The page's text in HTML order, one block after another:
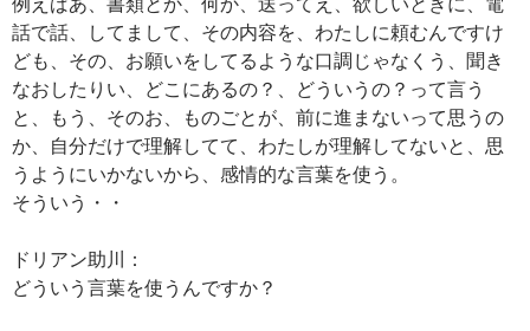
話で話、してまして、その内容を、わたしに頼むんですけ
ども、その、お願いをしてるような口調じゃなくう、聞き
なおしたりい、どこにあるの？、どういうの？って言う
と、もう、そのお、ものごとが、前に進まないって思うの
か、自分だけで理解してて、わたしが理解してないと、思
うようにいかないから、感情的な言葉を使う。
そういう・・
ドリアン助川：
どういう言葉を使うんですか？